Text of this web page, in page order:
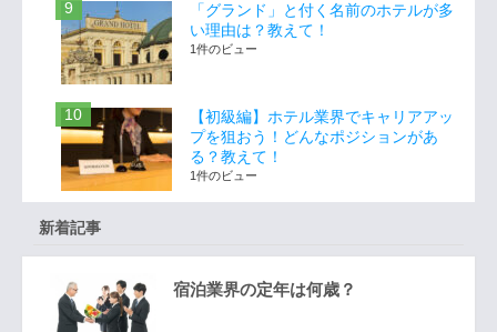
「グランド」と付く名前のホテルが多
い理由は？教えて！
1件のビュー
【初級編】ホテル業界でキャリアアッ
プを狙おう！どんなポジションがあ
る？教えて！
1件のビュー
新着記事
宿泊業界の定年は何歳？